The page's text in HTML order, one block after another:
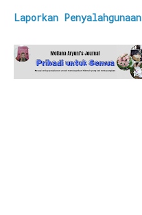
Laporkan Penyalahgunaan